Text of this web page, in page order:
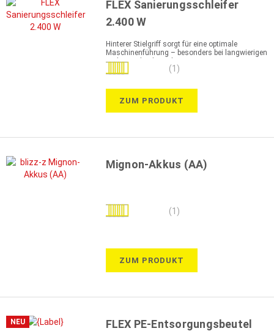
FLEX Sanierungsschleifer
2.400 W
Hinterer Stielgriff sorgt für eine optimale
Maschinenführung – besonders bei langwierigen
und ermüdenden Arbeiten
Bewertung: (1)
ZUM PRODUKT
Mignon-Akkus (AA)
Bewertung: (1)
ZUM PRODUKT
NEU
FLEX PE-Entsorgungsbeutel